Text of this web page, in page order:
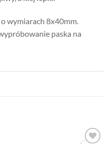
wymiarach 8x40mm.
paska na